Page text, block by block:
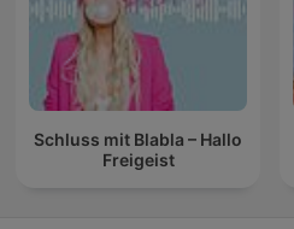
Schluss mit Blabla – Hallo
Freigeist